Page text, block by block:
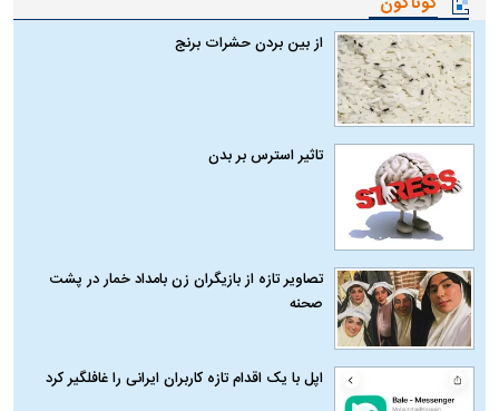
از بین بردن حشرات برنج
تاثیر استرس بر بدن
تصاویر تازه از بازیگران زن بامداد خمار در پشت
صحنه
اپل با یک اقدام تازه کاربران ایرانی را غافلگیر کرد